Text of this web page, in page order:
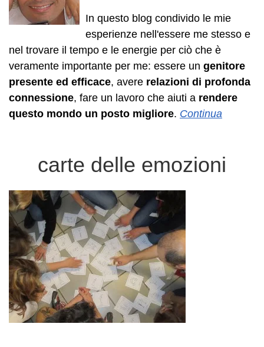
In questo blog condivido le mie
esperienze nell'essere me stesso e
nel trovare il tempo e le energie per ciò che è
veramente importante per me: essere un genitore
presente ed efficace, avere relazioni di profonda
connessione, fare un lavoro che aiuti a rendere
questo mondo un posto migliore. Continua
carte delle emozioni